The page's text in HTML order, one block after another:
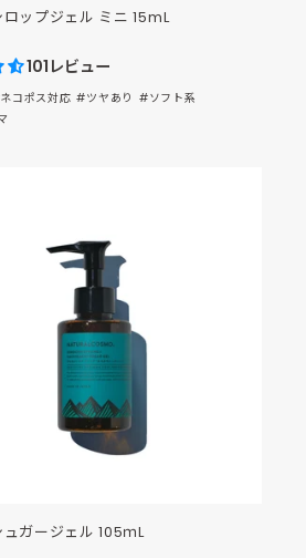
ップジェル ミニ 15mL
101レビュー
コポス対応 #ツヤあり #ソフト系
ガージェル 105ｍL